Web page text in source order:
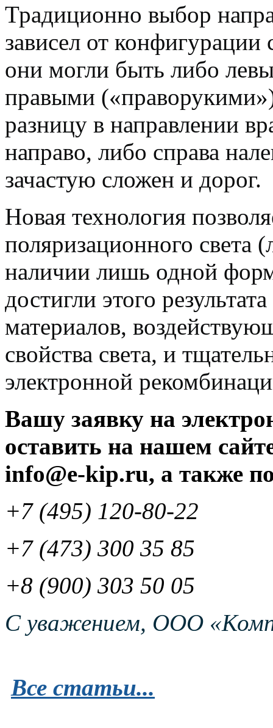
Традиционно выбор
зависел от
они могли быть либо
правыми
разницу в направлении
направо, либо справа
зачастую сложен и дорог.
Новая технология
поляризационного
наличии лишь одной
достигли этого
материалов,
свойства света, и
электронной
Вашу заявку на
оставить на нашем
info@e-kip.ru, а также
+7 (495) 120-80-22
+7 (473) 300 35 85
+8 (900) 303 50 05
С уважением, ООО
Все статьи...